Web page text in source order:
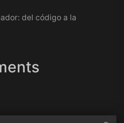
del código a la